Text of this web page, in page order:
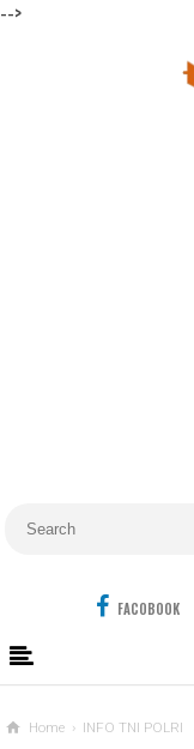
-->
FACOBOOK
Home › INFO TNI POLRI